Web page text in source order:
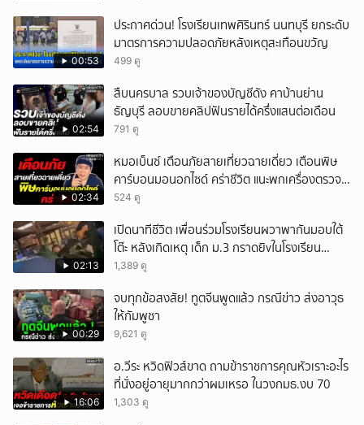
00:53
ประกาศด่วน! โรงเรียนเทพศิรินทร์ นนทบุรี ยกระดับ
มาตรการความปลอดภัยหลังเหตุสะเทือนขวัญ
499 ดู
02:54
สืบนครบาล รวบเจ้าของบัญชีดัง คาบ้านย่าน
ธัญบุรี ลอบขายคลิปฟันรายได้ครึ่งแสนต่อเดือน
791 ดู
02:34
หมอเบ็นซ์ เตือนภัยสายเที่ยวฉายเดี่ยว เตือนพิษ
คาร์บอนมอนอกไซด์ คร่าชีวิต แนะพกเครื่องตรวจ
วัดติดตัว
524 ดู
02:13
เปิดนาทีชีวิต เพื่อนร่วมโรงเรียนผวาพากันมอบใต้
โต๊ะ หลังเกิดเหตุ เด็ก ม.3 กราดยิvในโรงเรียน
เทพศิรินทร์นนท์ แบบไม่เลือกหน้า เสียงปืนดังสนั่น
1,389 ดู
00:29
จบทุกข้อสงสัย! ทูตจีนพูดแล้ว กรณีข่าว ส่งอาวุธ
ให้กัมพูชา
9,621 ดู
16:06
อ.วีระ หวิดฟิวส์ขาด ถามข้าราชการคุณหัวเราะอะไร
ที่นั่งอยู่อายุมากกว่าผมเหรอ ในวงกมธ.งบ 70
1,303 ดู